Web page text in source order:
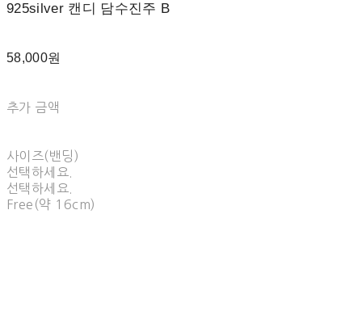
925silver 캔디 담수진주 B
58,000원
추가 금액
사이즈(밴딩)
선택하세요.
선택하세요.
Free(약 16cm)